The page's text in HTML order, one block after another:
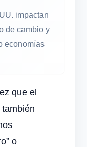
impactan
de cambio y
economías
que el
o